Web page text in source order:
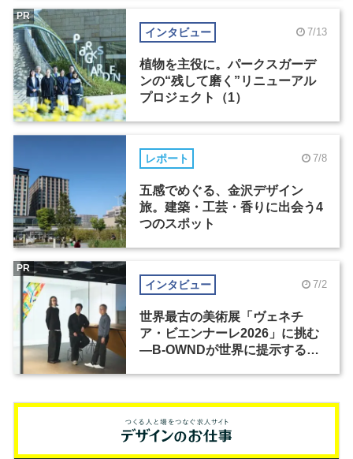
インタビュー 7/13
植物を主役に。パークスガーデ
ンの“残して磨く”リニューアル
プロジェクト（1）
PR
レポート 7/8
五感でめぐる、金沢デザイン
旅。建築・工芸・香りに出会う4
つのスポット
インタビュー 7/2
世界最古の美術展「ヴェネチ
ア・ビエンナーレ2026」に挑む
―B-OWNDが世界に提示する美
PR